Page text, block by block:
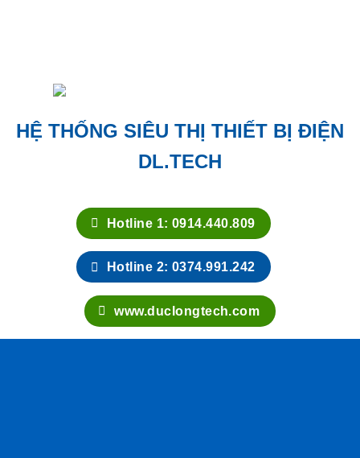
HỆ THỐNG SIÊU THỊ THIẾT BỊ ĐIỆN
DL.TECH
Hotline 1: 0914.440.809
Hotline 2: 0374.991.242
www.duclongtech.com